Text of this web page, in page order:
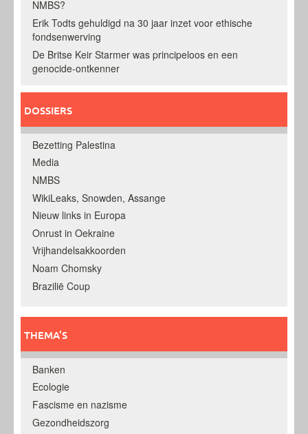
NMBS?
Erik Todts gehuldigd na 30 jaar inzet voor ethische
fondsenwerving
De Britse Keir Starmer was principeloos en een
genocide-ontkenner
DOSSIERS
Bezetting Palestina
Media
NMBS
WikiLeaks, Snowden, Assange
Nieuw links in Europa
Onrust in Oekraine
Vrijhandelsakkoorden
Noam Chomsky
Brazilië Coup
THEMA’S
Banken
Ecologie
Fascisme en nazisme
Gezondheidszorg